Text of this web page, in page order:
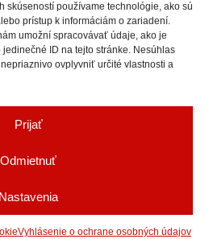
skúseností používame technológie, ako sú
prístup k informáciám o zariadení.
umožní spracovávať údaje, ako je
ID na tejto stránke. Nesúhlas
ovplyvniť určité vlastnosti a
Prijať
Odmietnuť
Nastavenia
Vyhlásenie o ochrane osobných údajov
s r.o. |Nastavenia cookies
bySEVENT